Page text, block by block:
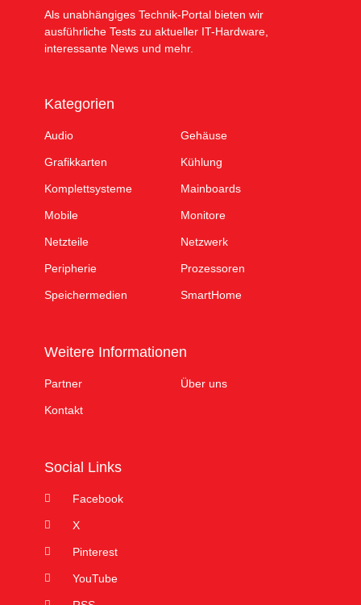
Als unabhängiges Technik-Portal bieten wir
ausführliche Tests zu aktueller IT-Hardware,
interessante News und mehr.
Kategorien
Audio Gehäuse
Grafikkarten Kühlung
Komplettsysteme Mainboards
Mobile Monitore
Netzteile Netzwerk
Peripherie Prozessoren
Speichermedien SmartHome
Weitere Informationen
Partner Über uns
Kontakt
Social Links
Facebook
X
Pinterest
YouTube